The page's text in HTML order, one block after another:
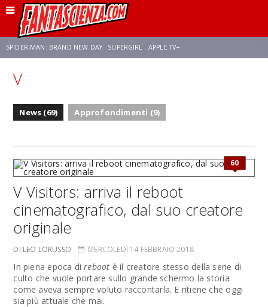
SPIDER-MAN: BRAND NEW DAY SUPERGIRL APPLE TV+
FRANCO RICCIARDIELLO
V
News (69) Approfondimenti (9)
60
V Visitors: arriva il reboot
cinematografico, dal suo creatore
originale
DI LEO LORUSSO MERCOLEDÌ 14 FEBBRAIO 2018
In piena epoca direboot è il creatore stesso della serie di
culto che vuole portare sullo grande schermo la storia
come aveva sempre voluto raccontarla. E ritiene che oggi
sia più attuale che mai.